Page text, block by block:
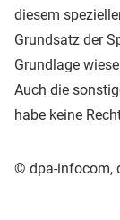
diesem
Grundsatz der
Grundlage
Auch die
habe keine
© dpa-infocom,